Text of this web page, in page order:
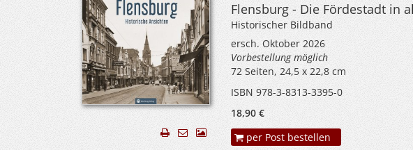
Flensburg - Die Fördestadt in
Historischer Bildband
ersch. Oktober 2026
Vorbestellung möglich
72 Seiten, 24,5 x 22,8 cm
ISBN 978-3-8313-3395-0
18,90 €
per Post bestellen